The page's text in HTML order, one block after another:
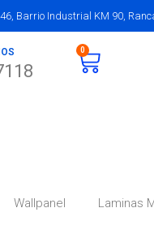
Barrio Industrial KM 90,
0
Wallpanel Laminas